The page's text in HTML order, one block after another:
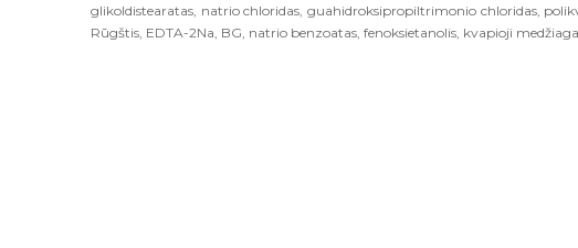
glikoldistearatas, natrio chloridas, guahidroksipropiltrimonio chloridas,
Rūgštis, EDTA-2Na, BG, natrio benzoatas, fenoksietanolis, kvapioji